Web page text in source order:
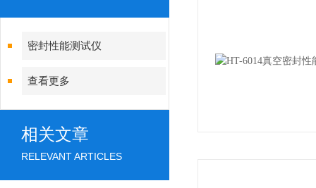
密封性能测试仪
查看更多
相关文章
RELEVANT ARTICLES